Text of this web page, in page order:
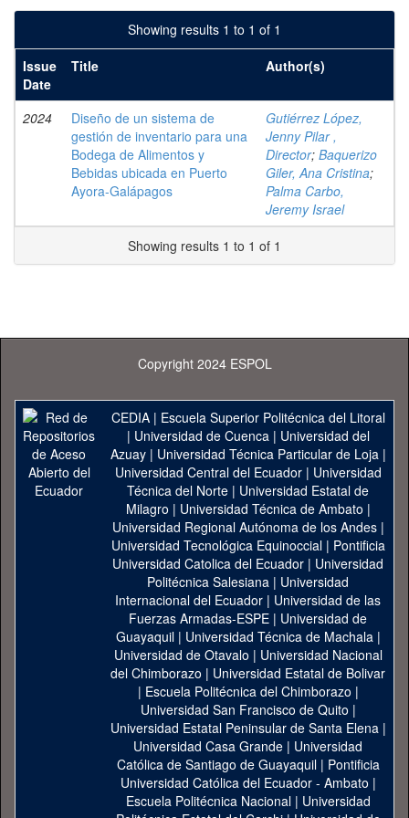
Showing results 1 to 1 of 1
Issue
Date
Title Author(s)
2024
Diseño de un sistema de
gestión de inventario para una
Bodega de Alimentos y
Bebidas ubicada en Puerto
Ayora-Galápagos
Gutiérrez López,
Jenny Pilar ,
Director; Baquerizo
Giler, Ana Cristina;
Palma Carbo,
Jeremy Israel
Showing results 1 to 1 of 1
Copyright 2024 ESPOL
CEDIA| Escuela Superior Politécnica del Litoral
| Universidad de Cuenca| Universidad del
Azuay| Universidad Técnica Particular de Loja|
Universidad Central del Ecuador| Universidad
Técnica del Norte | Universidad Estatal de
Milagro | Universidad Técnica de Ambato |
Universidad Regional Autónoma de los Andes|
Universidad Tecnológica Equinoccial| Pontificia
Universidad Catolica del Ecuador | Universidad
Politécnica Salesiana | Universidad
Internacional del Ecuador | Universidad de las
Fuerzas Armadas-ESPE | Universidad de
Guayaquil| Universidad Técnica de Machala|
Universidad de Otavalo | Universidad Nacional
del Chimborazo | Universidad Estatal de Bolivar
| Escuela Politécnica del Chimborazo |
Universidad San Francisco de Quito |
Universidad Estatal Peninsular de Santa Elena|
Universidad Casa Grande | Universidad
Católica de Santiago de Guayaquil| Pontificia
Universidad Católica del Ecuador - Ambato |
Escuela Politécnica Nacional| Universidad